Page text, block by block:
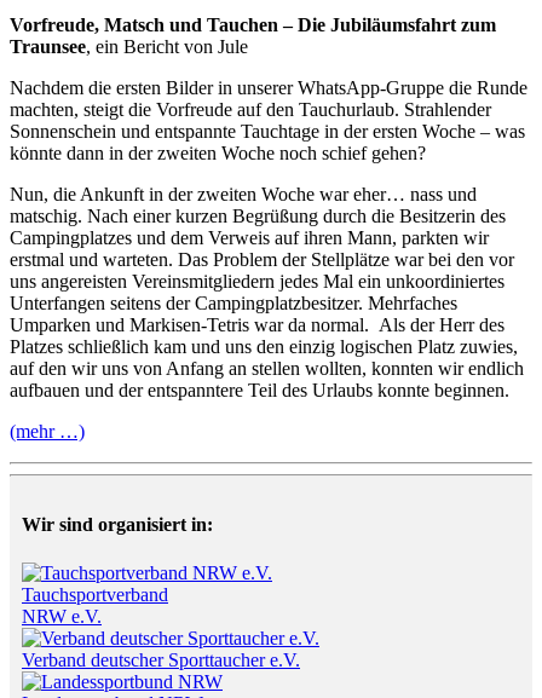
Vorfreude, Matsch und Tauchen – Die Jubiläumsfahrt zum
Traunsee, ein Bericht von Jule
Nachdem die ersten Bilder in unserer WhatsApp-Gruppe die Runde
machten, steigt die Vorfreude auf den Tauchurlaub. Strahlender
Sonnenschein und entspannte Tauchtage in der ersten Woche – was
könnte dann in der zweiten Woche noch schief gehen?
Nun, die Ankunft in der zweiten Woche war eher… nass und
matschig. Nach einer kurzen Begrüßung durch die Besitzerin des
Campingplatzes und dem Verweis auf ihren Mann, parkten wir
erstmal und warteten. Das Problem der Stellplätze war bei den vor
uns angereisten Vereinsmitgliedern jedes Mal ein unkoordiniertes
Unterfangen seitens der Campingplatzbesitzer. Mehrfaches
Umparken und Markisen-Tetris war da normal. Als der Herr des
Platzes schließlich kam und uns den einzig logischen Platz zuwies,
auf den wir uns von Anfang an stellen wollten, konnten wir endlich
aufbauen und der entspanntere Teil des Urlaubs konnte beginnen.
(mehr …)
Wir sind organisiert in:
Tauchsportverband
NRW e.V.
Verband deutscher Sporttaucher e.V.